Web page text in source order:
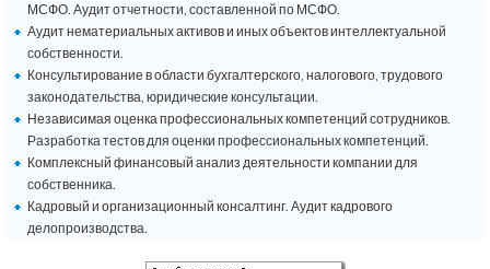
МСФО. Аудит отчетности, составленной по МСФО.
Аудит нематериальных активов и иных объектов интеллектуальной
собственности.
Консультирование в области бухгалтерского, налогового, трудового
законодательства, юридические консультации.
Независимая оценка профессиональных компетенций сотрудников.
Разработка тестов для оценки профессиональных компетенций.
Комплексный финансовый анализ деятельности компании для
собственника.
Кадровый и организационный консалтинг. Аудит кадрового
делопроизводства.